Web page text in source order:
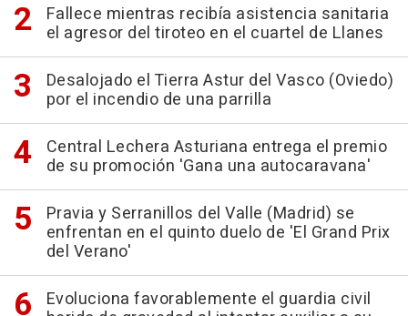
Fallece mientras recibía asistencia sanitaria
el agresor del tiroteo en el cuartel de Llanes
Desalojado el Tierra Astur del Vasco (Oviedo)
por el incendio de una parrilla
Central Lechera Asturiana entrega el premio
de su promoción 'Gana una autocaravana'
Pravia y Serranillos del Valle (Madrid) se
enfrentan en el quinto duelo de 'El Grand Prix
del Verano'
Evoluciona favorablemente el guardia civil